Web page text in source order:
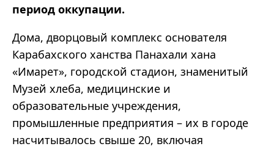
период оккупации.
Дома, дворцовый комплекс основателя
Карабахского ханства Панахали хана
«Имарет», городской стадион, знаменитый
Музей хлеба, медицинские и
образовательные учреждения,
промышленные предприятия – их в городе
насчитывалось свыше 20, включая